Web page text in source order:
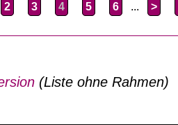
2 3 4 5 6 ... >
(Liste ohne Rahmen)